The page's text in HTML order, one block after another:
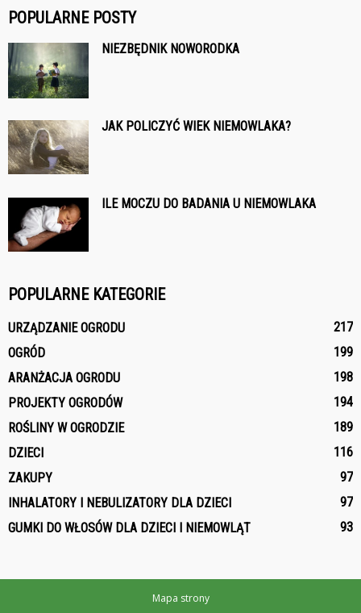
POPULARNE POSTY
NIEZBĘDNIK NOWORODKA
JAK POLICZYĆ WIEK NIEMOWLAKA?
ILE MOCZU DO BADANIA U NIEMOWLAKA
POPULARNE KATEGORIE
URZĄDZANIE OGRODU
217
OGRÓD
199
ARANŻACJA OGRODU
198
PROJEKTY OGRODÓW
194
ROŚLINY W OGRODZIE
189
DZIECI
116
ZAKUPY
97
INHALATORY I NEBULIZATORY DLA DZIECI
97
GUMKI DO WŁOSÓW DLA DZIECI I NIEMOWLĄT
93
Mapa strony